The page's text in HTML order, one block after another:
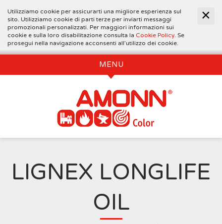
Utilizziamo cookie per assicurarti una migliore esperienza sul
sito. Utilizziamo cookie di parti terze per inviarti messaggi
promozionali personalizzati. Per maggiori informazioni sui
cookie e sulla loro disabilitazione consulta la Cookie Policy. Se
prosegui nella navigazione acconsenti all’utilizzo dei cookie.
MENU
LIGNEX LONGLIFE
OIL